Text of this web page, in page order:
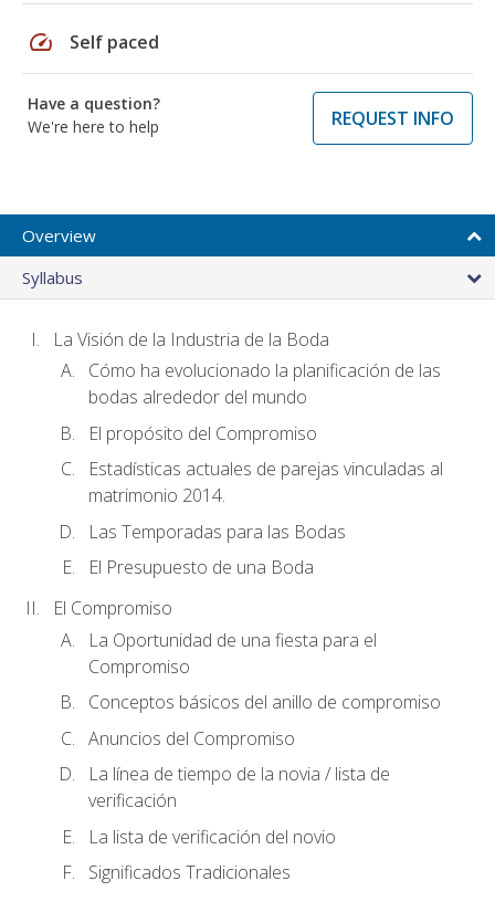
speed Self paced
Have a question?
We're here to help
REQUEST INFO
Overview
Syllabus
La Visión de la Industria de la Boda
Cómo ha evolucionado la planificación de las
bodas alrededor del mundo
El propósito del Compromiso
Estadísticas actuales de parejas vinculadas al
matrimonio 2014.
Las Temporadas para las Bodas
El Presupuesto de una Boda
El Compromiso
La Oportunidad de una fiesta para el
Compromiso
Conceptos básicos del anillo de compromiso
Anuncios del Compromiso
La línea de tiempo de la novia / lista de
verificación
La lista de verificación del novio
Significados Tradicionales